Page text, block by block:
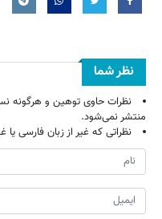
نظر شما
نظرات حاوی توهین و هرگونه
منتشر نمی‌شود.
نظراتی که غیر از زبان فارسی